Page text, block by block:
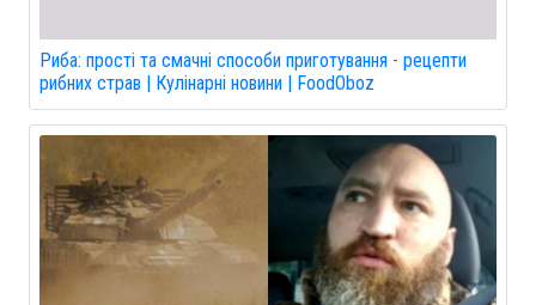
Риба: прості та смачні способи приготування - рецепти
рибних страв | Кулінарні новини | FoodOboz